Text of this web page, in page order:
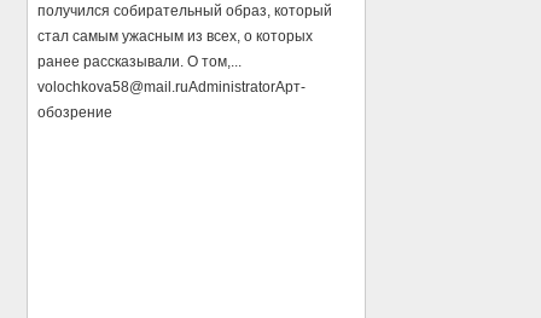
получился собирательный образ, который
стал самым ужасным из всех, о которых
ранее рассказывали. О том,...
volochkova58@mail.ruAdministratorАрт-
обозрение